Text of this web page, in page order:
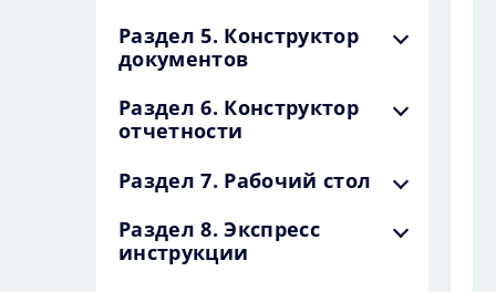
Раздел 5. Конструктор
документов
Раздел 6. Конструктор
отчетности
Раздел 7. Рабочий стол
Раздел 8. Экспресс
инструкции